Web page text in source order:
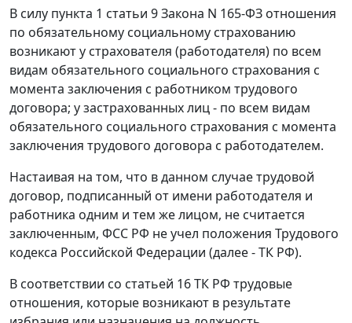
В силу пункта 1 статьи 9Закона N 165-ФЗ отношения
по обязательному социальному страхованию
возникают у страхователя (работодателя) по всем
видам обязательного социального страхования с
момента заключения с работником трудового
договора; у застрахованных лиц - по всем видам
обязательного социального страхования с момента
заключения трудового договора с работодателем.
Настаивая на том, что в данном случае трудовой
договор, подписанный от имени работодателя и
работника одним и тем же лицом, не считается
заключенным, ФСС РФ не учел положения Трудового
кодекса Российской Федерации (далее - ТК РФ).
В соответствии со статьей 16ТК РФ трудовые
отношения, которые возникают в результате